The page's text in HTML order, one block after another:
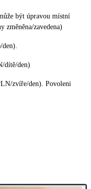
být úpravou místní
změněna/zavedena)
dítě/den)
zvíře/den). Povoleni